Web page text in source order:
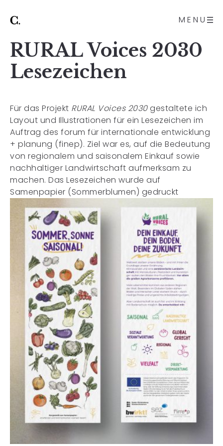
MENU
RURAL Voices 2030
Lesezeichen
Für das Projekt RURAL Voices 2030gestaltete ich
Layout und Illustrationen für ein Lesezeichen im
Auftrag des forum für internationale entwicklung
+ planung (finep). Ziel war es, auf die Bedeutung
von regionalem und saisonalem Einkauf sowie
nachhaltiger Landwirtschaft aufmerksam zu
machen. Das Lesezeichen wurde auf
Samenpapier (Sommerblumen) gedruckt